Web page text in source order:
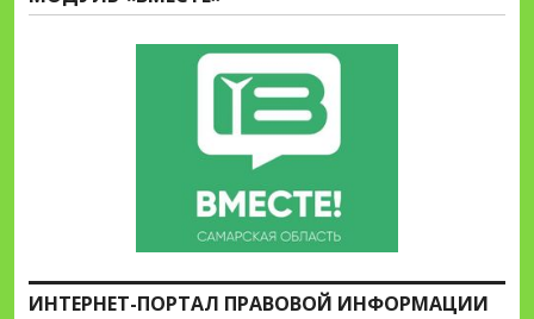
ИНТЕРНЕТ-ПОРТАЛ ПРАВОВОЙ ИНФОРМАЦИИ